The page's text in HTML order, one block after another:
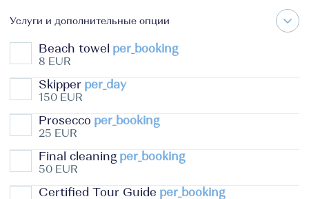
Услуги и дополнительные опции
Beach towel per_booking
8 EUR
Skipper per_day
150 EUR
Prosecco per_booking
25 EUR
Final cleaning per_booking
50 EUR
Certified Tour Guide per_booking